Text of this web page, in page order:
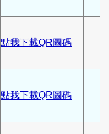
點我下載QR圖碼
點我下載QR圖碼